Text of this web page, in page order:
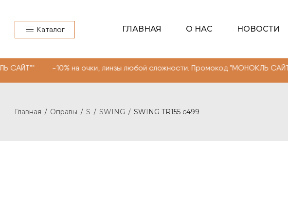
Каталог ГЛАВНАЯ О НАС НОВОСТИ
на очки, линзы любой сложности. Промокод "МОНОКЛЬ
Главная / Оправы / S / SWING / SWING TR155 c499